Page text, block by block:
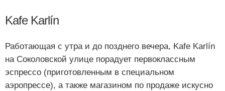
Kafe Karlín
Работающая с утра и до позднего вечера, Kafe Karlín
на Соколовской улице порадует первоклассным
эспрессо (приготовленным в специальном
аэропрессе), а также магазином по продаже искусно